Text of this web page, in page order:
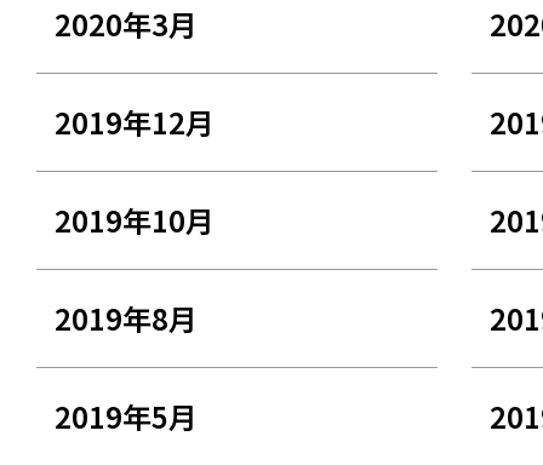
2020年3月
2019年12月
2019年10月
2019年8月
2019年5月